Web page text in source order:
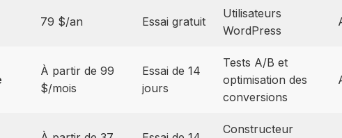
79 $/an Essai gratuit
Utilisateurs
WordPress
À partir de 99
$/mois
Essai de 14
jours
Tests A/B et
optimisation des
conversions
Constructeur